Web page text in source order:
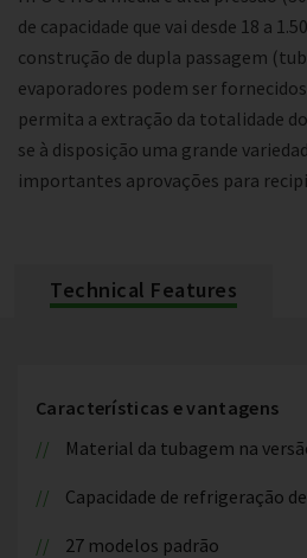
de capacidade que vai desde 18 a
construção de dupla passagem
evaporadores podem ser
permita a extração da totalidade
se à disposição uma grande
importantes aprovações para
Technical Features
Características e vantagens
Material da tubagem na
Capacidade de refrigeração
27 modelos padrão